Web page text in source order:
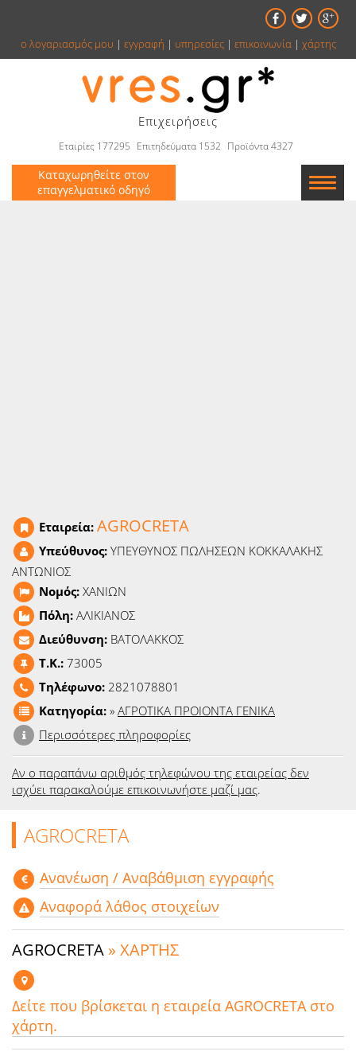
ο λογαριασμός μου | εγγραφή | υπηρεσίες| επικοινωνία| χάρτης
Επιχειρήσεις
Εταιρίες 177295 Επιτηδεύματα 1532 Προϊόντα 4327
Καταχωρηθείτε στον
επαγγελματικό οδηγό
Εταιρεία: AGROCRETA
Υπεύθυνος: ΥΠΕΥΘΥΝΟΣ ΠΩΛΗΣΕΩΝ ΚΟΚΚΑΛΑΚΗΣ
ΑΝΤΩΝΙΟΣ
Νομός: ΧΑΝΙΩΝ
Πόλη: ΑΛΙΚΙΑΝΟΣ
Διεύθυνση: ΒΑΤΟΛΑΚΚΟΣ
T.K.: 73005
Τηλέφωνο: 2821078801
Κατηγορία: » ΑΓΡΟΤΙΚΑ ΠΡΟΙΟΝΤΑ ΓΕΝΙΚΑ
Περισσότερες πληροφορίες
Αν ο παραπάνω αριθμός τηλεφώνου της εταιρείας δεν
ισχύει παρακαλούμε επικοινωνήστε μαζί μας.
AGROCRETA
Aνανέωση / Αναβάθμιση εγγραφής
Αναφορά λάθος στοιχείων
AGROCRETA » ΧΑΡΤΗΣ
Δείτε που βρίσκεται η εταιρεία AGROCRETA στο
χάρτη.